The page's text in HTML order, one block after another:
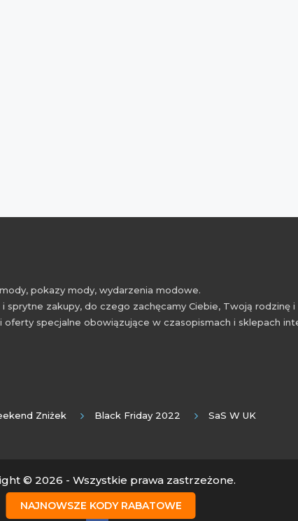
NAJNOWSZE KODY RABATOWE
pokazy mody, wydarzenia modowe.
zakupy, do czego zachęcamy Ciebie, Twoją rodzinę
specjalne obowiązujące w czasopismach i sklepach
Zniżek Black Friday 2022 SaS W UK
© 2026 - Wszystkie prawa zastrzeżone.